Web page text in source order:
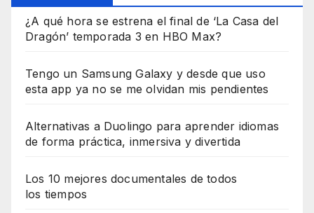
¿A qué hora se estrena el final de ‘La Casa del
Dragón’ temporada 3 en HBO Max?
Tengo un Samsung Galaxy y desde que uso
esta app ya no se me olvidan mis pendientes
Alternativas a Duolingo para aprender idiomas
de forma práctica, inmersiva y divertida
Los 10 mejores documentales de todos
los tiempos